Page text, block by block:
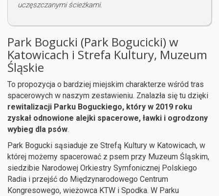
uczęszczanymi ścieżkami.
Park Bogucki (Park Bogucicki) w
Katowicach i Strefa Kultury, Muzeum
Śląskie
To propozycja o bardziej miejskim charakterze wśród tras
spacerowych w naszym zestawieniu. Znalazła się tu dzięki
rewitalizacji Parku Boguckiego, który w 2019 roku
zyskał odnowione alejki spacerowe, ławki i ogrodzony
wybieg dla psów.
Park Bogucki sąsiaduje ze Strefą Kultury w Katowicach, w
której możemy spacerować z psem przy Muzeum Śląskim,
siedzibie Narodowej Orkiestry Symfonicznej Polskiego
Radia i przejść do Międzynarodowego Centrum
Kongresowego, wieżowca KTW i Spodka. W Parku